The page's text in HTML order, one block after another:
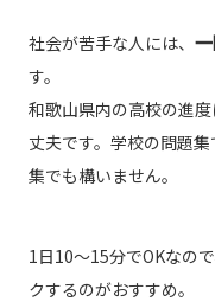
社会が苦手な人には、
す。
和歌山県内の高校の進
丈夫です。学校の問題
集でも構いません。
1日10〜15分でOKなの
クするのがおすすめ。